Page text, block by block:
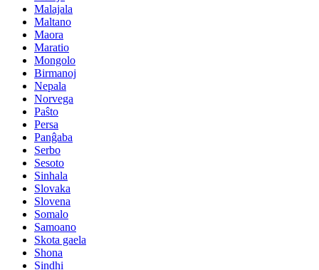
Malajala
Maltano
Maora
Maratio
Mongolo
Birmanoj
Nepala
Norvega
Paŝto
Persa
Panĝaba
Serbo
Sesoto
Sinhala
Slovaka
Slovena
Somalo
Samoano
Skota gaela
Shona
Sindhi